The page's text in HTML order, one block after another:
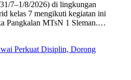
7–1/8/2026) di lingkungan
kelas 7 mengikuti kegiatan ini
Pangkalan MTsN 1 Sleman.…